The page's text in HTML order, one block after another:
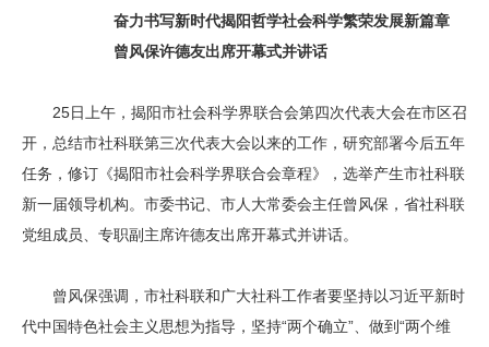
奋力书写新时代揭阳哲学社会科学繁荣发展新篇章
曾风保许德友出席开幕式并讲话
25日上午，揭阳市社会科学界联合会第四次代表大会在市区召
开，总结市社科联第三次代表大会以来的工作，研究部署今后五年
任务，修订《揭阳市社会科学界联合会章程》，选举产生市社科联
新一届领导机构。市委书记、市人大常委会主任曾风保，省社科联
党组成员、专职副主席许德友出席开幕式并讲话。
曾风保强调，市社科联和广大社科工作者要坚持以习近平新时
代中国特色社会主义思想为指导，坚持“两个确立”、做到“两个维